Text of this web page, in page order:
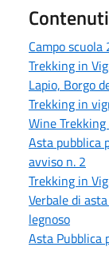
Campo scuola
Trekking in
Lapio, Borgo
Trekking in
Wine
Asta pubblica
avviso n. 2
Trekking in
Verbale di
legnoso
Asta Pubblica